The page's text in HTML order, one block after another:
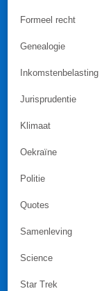
Formeel recht
Genealogie
Inkomstenbelasting
Jurisprudentie
Klimaat
Oekraïne
Politie
Quotes
Samenleving
Science
Star Trek